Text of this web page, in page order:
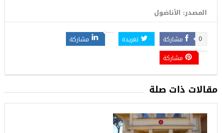
المصدر: الأناضول
مشاركة 0 تغريدة
مشاركة
مشاركة
مقالات ذات صلة